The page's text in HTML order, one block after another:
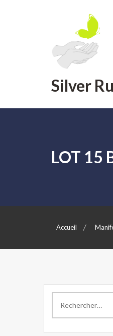
Silver
LOT 15
Accueil